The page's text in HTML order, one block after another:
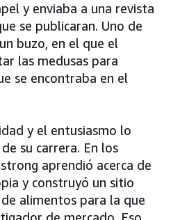
y enviaba a una revista
se publicaran. Uno de
buzo, en el que el
las medusas para
se encontraba en el
y el entusiasmo lo
su carrera. En los
aprendió acerca de
y construyó un sitio
alimentos para la que